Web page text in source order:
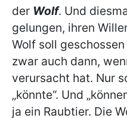
der Wolf. Und
gelungen, ihren
Wolf soll
zwar auch dann,
verursacht hat. Nur
„könnte“. Und
ja ein Raubtier. Die